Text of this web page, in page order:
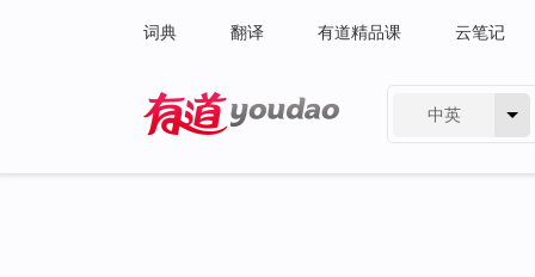
词典 翻译 有道精品课 云笔记
中英